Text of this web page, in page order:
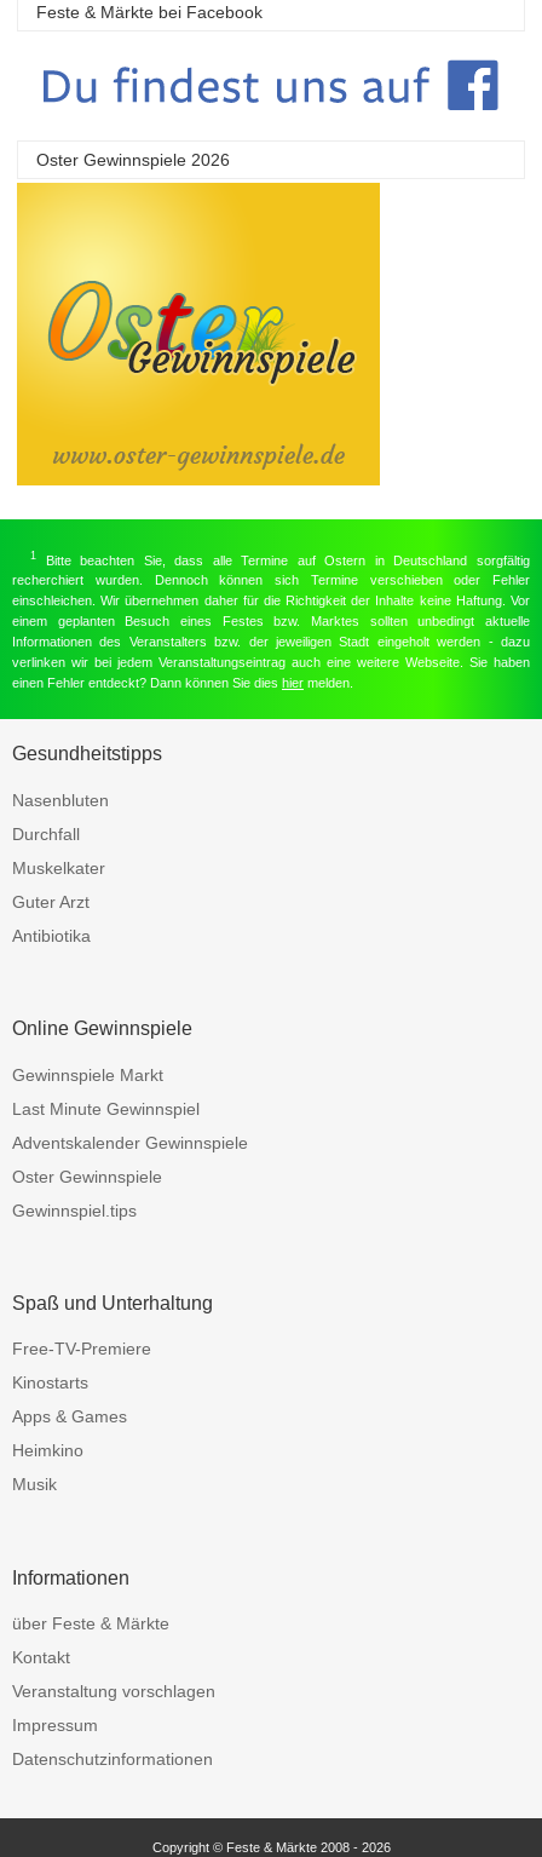
Feste & Märkte bei Facebook
Oster Gewinnspiele 2026
1
Bitte beachten Sie, dass alle Termine auf Ostern in Deutschland sorgfältig
recherchiert wurden. Dennoch können sich Termine verschieben oder Fehler
einschleichen. Wir übernehmen daher für die Richtigkeit der Inhalte keine Haftung. Vor
einem geplanten Besuch eines Festes bzw. Marktes sollten unbedingt aktuelle
Informationen des Veranstalters bzw. der jeweiligen Stadt eingeholt werden - dazu
verlinken wir bei jedem Veranstaltungseintrag auch eine weitere Webseite. Sie haben
einen Fehler entdeckt? Dann können Sie dies hier melden.
Gesundheitstipps
Nasenbluten
Durchfall
Muskelkater
Guter Arzt
Antibiotika
Online Gewinnspiele
Gewinnspiele Markt
Last Minute Gewinnspiel
Adventskalender Gewinnspiele
Oster Gewinnspiele
Gewinnspiel.tips
Spaß und Unterhaltung
Free-TV-Premiere
Kinostarts
Apps & Games
Heimkino
Musik
Informationen
über Feste & Märkte
Kontakt
Veranstaltung vorschlagen
Impressum
Datenschutzinformationen
Copyright © Feste & Märkte 2008 - 2026